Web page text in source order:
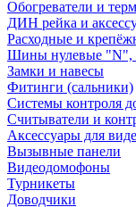
Обогреватели и
ДИН рейка и
Расходные и
Шины нулевые "N",
Замки и навесы
Фитинги (сальники)
Системы контроля
Считыватели и
Аксессуары для
Вызывные панели
Видеодомофоны
Турникеты
Доводчики